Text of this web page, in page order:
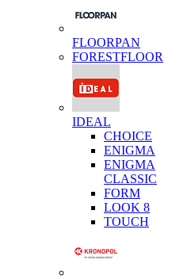
FLOORPAN
FORESTFLOOR
IDEAL
CHOICE
ENIGMA
ENIGMA
CLASSIC
FORM
LOOK 8
TOUCH